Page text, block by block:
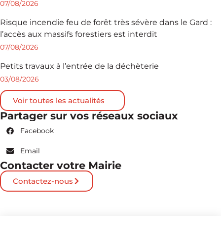
07/08/2026
Risque incendie feu de forêt très sévère dans le Gard :
l’accès aux massifs forestiers est interdit
07/08/2026
Petits travaux à l’entrée de la déchèterie
03/08/2026
Voir toutes les actualités
Partager sur vos réseaux sociaux
Facebook
Email
Contacter votre Mairie
Contactez-nous